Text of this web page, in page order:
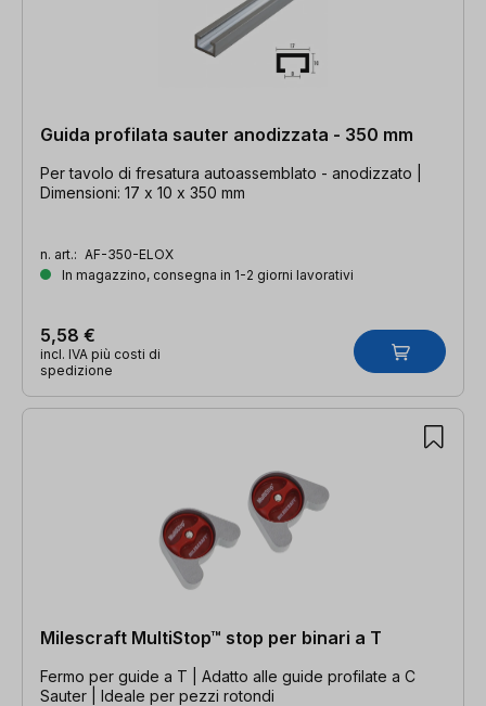
Guida profilata sauter anodizzata - 350 mm
Per tavolo di fresatura autoassemblato - anodizzato |
Dimensioni: 17 x 10 x 350 mm
n. art.: AF-350-ELOX
In magazzino, consegna in 1-2 giorni lavorativi
5,58 €
incl. IVA più costi di
spedizione
Milescraft MultiStop™ stop per binari a T
Fermo per guide a T | Adatto alle guide profilate a C
Sauter | Ideale per pezzi rotondi